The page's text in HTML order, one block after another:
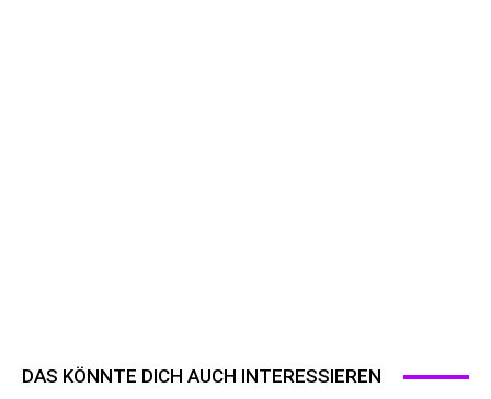
DAS KÖNNTE DICH AUCH INTERESSIEREN